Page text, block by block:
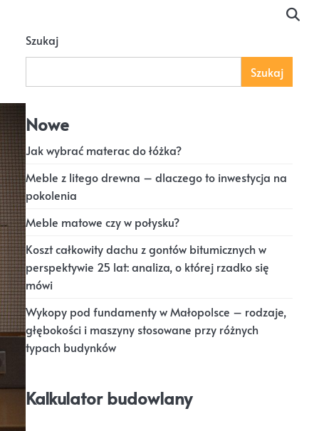
Szukaj
Szukaj
Nowe
Jak wybrać materac do łóżka?
Meble z litego drewna – dlaczego to inwestycja na
pokolenia
Meble matowe czy w połysku?
Koszt całkowity dachu z gontów bitumicznych w
perspektywie 25 lat: analiza, o której rzadko się
mówi
Wykopy pod fundamenty w Małopolsce – rodzaje,
głębokości i maszyny stosowane przy różnych
typach budynków
Kalkulator budowlany